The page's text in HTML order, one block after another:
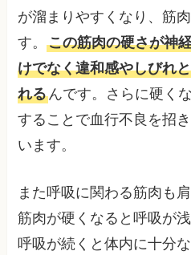
が溜まりやすくなり、筋
す。この筋肉の硬さが神
けでなく違和感やしびれ
れるんです。さらに硬く
することで血行不良を招
います。
また呼吸に関わる筋肉も
筋肉が硬くなると呼吸が
呼吸が続くと体内に十分